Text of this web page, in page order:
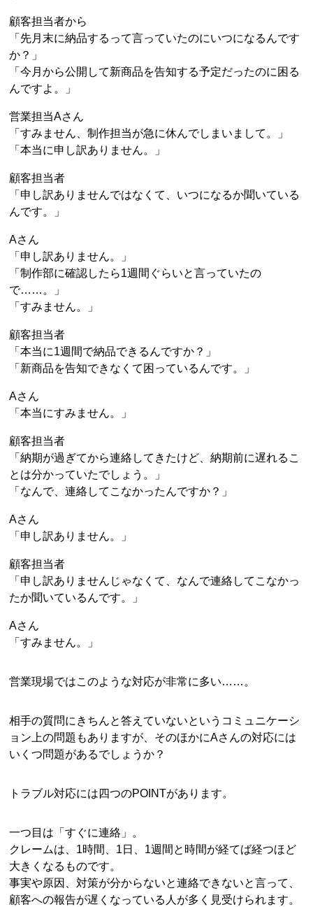
顧客担当者から
「先月末に納品するって言っていたのにいつになるんです
か？」
「今月から公開して新商品を告知する予定だったのに困る
んですよ。」
営業担当Aさん
「すみません、制作担当が急に休んでしまいまして。」
「本当に申し訳ありません。」
顧客担当者
「申し訳ありませんではなくて、いつになるか聞いている
んです。」
Aさん
「申し訳ありません。」
「制作部に確認したら1週間ぐらいと言っていたの
で……。」
「すみません。」
顧客担当者
「本当に1週間で納品できるんですか？」
「新商品を告知できなくて困っているんです。」
Aさん
「本当にすみません。」
顧客担当者
「納期が過ぎてから連絡してきたけど、納期前に遅れるこ
とは分かっていたでしょう。」
「なんで、連絡してこなかったんですか？」
Aさん
「申し訳ありません。」
顧客担当者
「申し訳ありませんじゃなくて、なんで連絡してこなかっ
たか聞いているんです。」
Aさん
「すみません。」
営業現場ではこのような対応が非常に多い……。
相手の質問にきちんと答えていないというコミュニケーシ
ョン上の問題もありますが、そのほかにAさんの対応には
いくつ問題があるでしょうか？
トラブル対応には四つのPOINTがあります。
一つ目は「すぐに連絡」。
クレームは、1時間、1日、1週間と時間が経てば経つほど
大きくなるものです。
事実や原因、対策が分からないと連絡できないと言って、
顧客への報告が遅くなっている人が多く見受けられます。